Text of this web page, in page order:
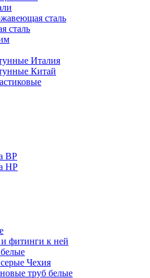
сталь
сталь
Италия
Китай
ВР
НР
фитинги к ней
Чехия
труб белые